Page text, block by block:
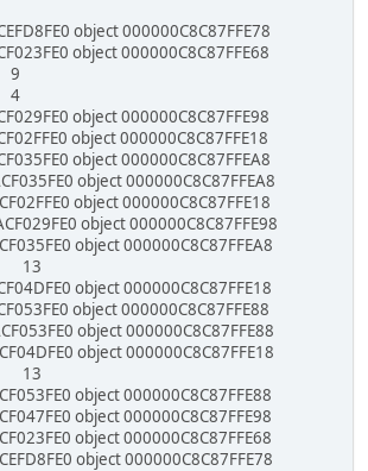
object 000000C8C87FFE78
object 000000C8C87FFE68
object 000000C8C87FFE98
object 000000C8C87FFE18
object 000000C8C87FFEA8
object 000000C8C87FFEA8
object 000000C8C87FFE18
object 000000C8C87FFE98
object 000000C8C87FFEA8
13
object 000000C8C87FFE18
object 000000C8C87FFE88
object 000000C8C87FFE88
object 000000C8C87FFE18
13
object 000000C8C87FFE88
object 000000C8C87FFE98
object 000000C8C87FFE68
object 000000C8C87FFE78